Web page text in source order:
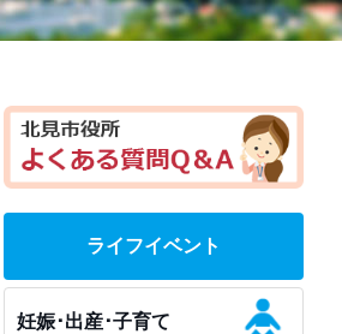
ライフイベント
妊娠･出産･子育て